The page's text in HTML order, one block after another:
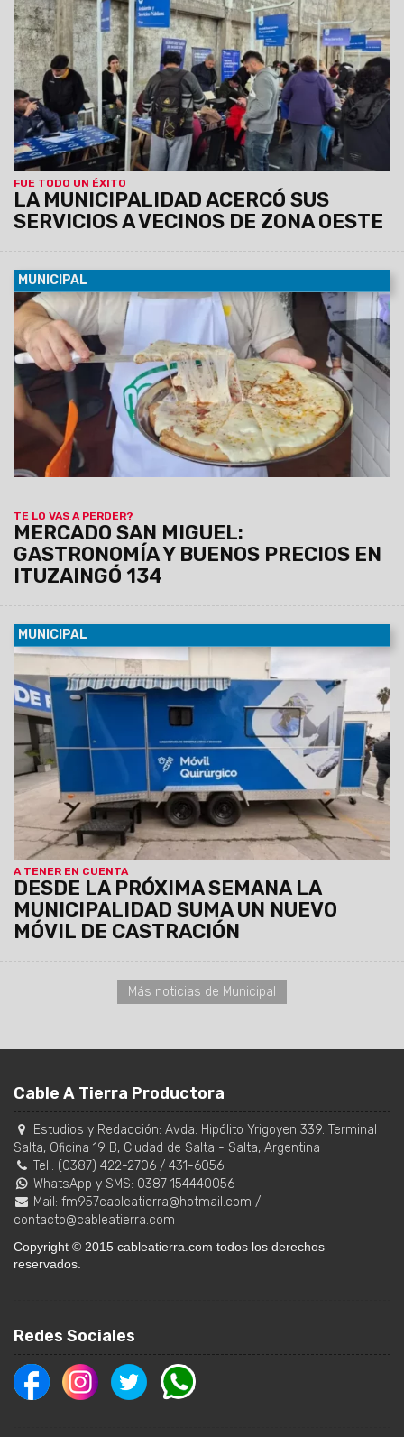
FUE TODO UN ÉXITO
LA MUNICIPALIDAD ACERCÓ SUS
SERVICIOS A VECINOS DE ZONA OESTE
donde los vecinos pudieron realizar trámites y gestiones
municipales y provinciales. Además, se desarrolló un
operativo de discapacidad para facilitar el acceso al
Certificado Único de Discapacidad (CUD) y otras
prestaciones.
MUNICIPAL
TE LO VAS A PERDER?
MERCADO SAN MIGUEL:
GASTRONOMÍA Y BUENOS PRECIOS EN
ITUZAINGÓ 134
08/08/2026
Empanadas, tamales, humitas, locro, pizzas,
milanesas, minutas y muchas otras especialidades forman
parte de una amplia oferta de comidas caseras que invita a
salteños y turistas a disfrutar de los sabores de siempre a
precios accesibles.
MUNICIPAL
A TENER EN CUENTA
DESDE LA PRÓXIMA SEMANA LA
MUNICIPALIDAD SUMA UN NUEVO
MÓVIL DE CASTRACIÓN
08/08/2026 La unidad, equipada con dos camillas, será
instalada de manera fija del lunes 10 al viernes 14 de agosto
en el SUM del barrio Sanidad, donde atenderá de 8.30 a 13 hs.
Los turnos se entregarán previamente vía Whatsapp
comunicándose al: 3872102659 y 3874861402
Más noticias de Municipal
Cable A Tierra Productora
Estudios y Redacción: Avda. Hipólito Yrigoyen 339. Terminal
Salta, Oficina 19 B, Ciudad de Salta - Salta, Argentina
Tel.: (0387) 422-2706 / 431-6056
WhatsApp y SMS: 0387 154440056
Mail: fm957cableatierra@hotmail.com /
contacto@cableatierra.com
Copyright © 2015 cableatierra.com todos los derechos
reservados.
Redes Sociales